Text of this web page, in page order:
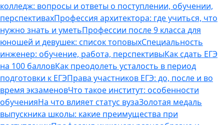
колледж: вопросы и ответы о поступлении, обучении,
перспективахПрофессия архитектора: где учиться, что
нужно знать и уметьПрофессии после 9 класса для
юношей и девушек: список топовыхСпециальность
инженер: обучение, работа, перспективыКак сдать ЕГЭ
на 100 балловКак преодолеть усталость в период
подготовки к ЕГЭПрава участников ЕГЭ: до, после и во
время экзаменовЧто такое институт: особенности
обученияНа что влияет статус вузаЗолотая медаль
выпускника школы: какие преимущества при